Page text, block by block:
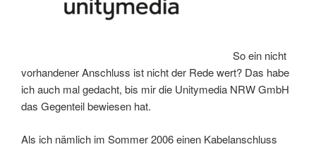
So ein nicht
vorhandener Anschluss ist nicht der Rede wert? Das habe
ich auch mal gedacht, bis mir die Unitymedia NRW GmbH
das Gegenteil bewiesen hat.
Als ich nämlich im Sommer 2006 einen Kabelanschluss